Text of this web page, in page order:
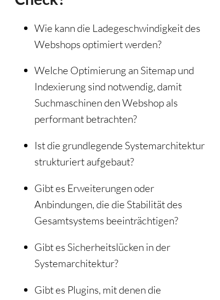
Wie kann die Ladegeschwindigkeit des
Webshops optimiert werden?
Welche Optimierung an Sitemap und
Indexierung sind notwendig, damit
Suchmaschinen den Webshop als
performant betrachten?
Ist die grundlegende Systemarchitektur
strukturiert aufgebaut?
Gibt es Erweiterungen oder
Anbindungen, die die Stabilität des
Gesamtsystems beeinträchtigen?
Gibt es Sicherheitslücken in der
Systemarchitektur?
Gibt es Plugins, mit denen die